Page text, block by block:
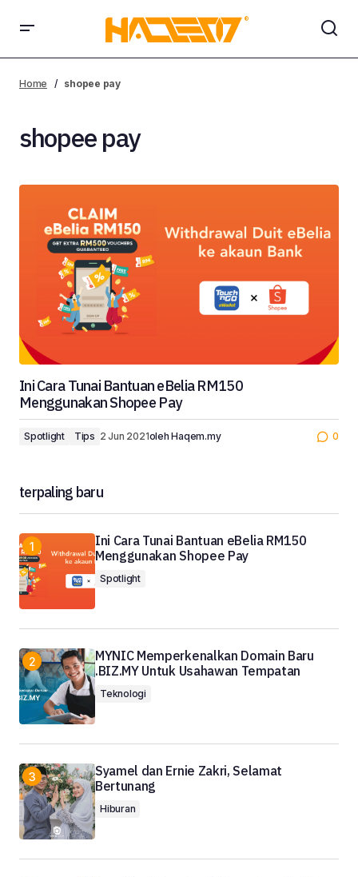
Home shopee pay
shopee pay
Ini Cara Tunai Bantuan eBelia RM150
Menggunakan Shopee Pay
Spotlight Tips 2 Jun 2021oleh Haqem.my 0
terpaling baru
Ini Cara Tunai Bantuan eBelia RM150
Menggunakan Shopee Pay
Spotlight
MYNIC Memperkenalkan Domain Baru
.BIZ.MY Untuk Usahawan Tempatan
Teknologi
Syamel dan Ernie Zakri, Selamat
Bertunang
Hiburan